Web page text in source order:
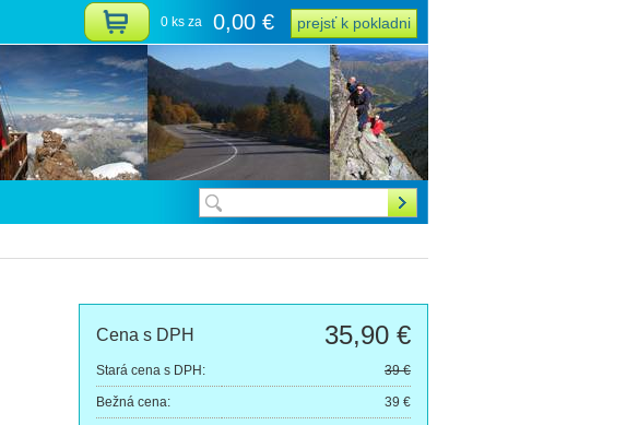
Cena s DPH 35,90 €
Stará cena s DPH: 39 €
Bežná cena: 39 €
0 ks za 0,00 € prejsť k pokladni